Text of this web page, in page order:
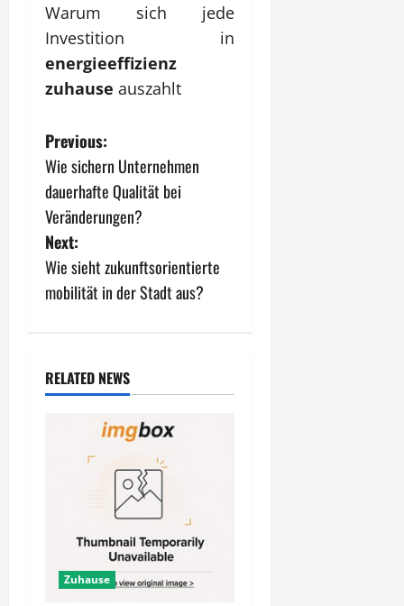
Warum sich jede
Investition in
energieeffizienz
zuhause auszahlt
P
o
s
t
n
v
Previous:
Wie sichern Unternehmen
dauerhafte Qualität bei
Veränderungen?
Next:
Wie sieht zukunftsorientierte
mobilität in der Stadt aus?
RELATED NEWS
Zuhause